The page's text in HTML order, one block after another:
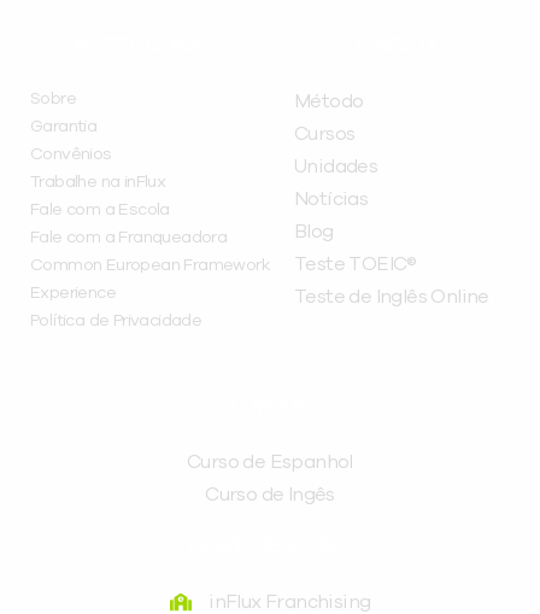
Sobre
Garantia
Convênios
Trabalhe na inFlux
Fale com a Escola
Fale com a Franqueadora
Common European Framework
Experience
Política de Privacidade
Método
Cursos
Unidades
Notícias
Blog
Teste TOEIC®
Teste de Inglês Online
Curso de Espanhol
Curso de Ingês
inFlux Franchising